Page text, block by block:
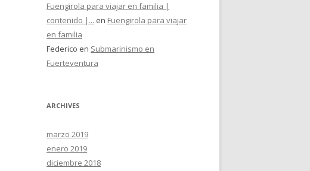
Fuengirola para viajar en familia |
contenido |... en Fuengirola para viajar
en familia
Federico en Submarinismo en
Fuerteventura
ARCHIVES
marzo 2019
enero 2019
diciembre 2018